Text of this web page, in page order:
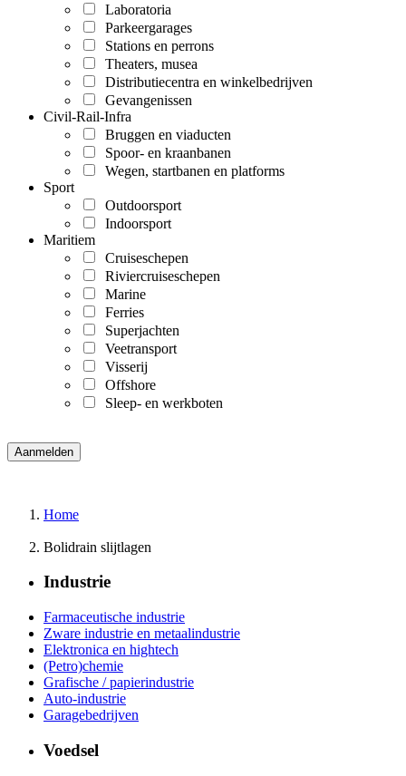
Laboratoria
Parkeergarages
Stations en perrons
Theaters, musea
Distributiecentra en winkelbedrijven
Gevangenissen
Civil-Rail-Infra
Bruggen en viaducten
Spoor- en kraanbanen
Wegen, startbanen en platforms
Sport
Outdoorsport
Indoorsport
Maritiem
Cruiseschepen
Riviercruiseschepen
Marine
Ferries
Superjachten
Veetransport
Visserij
Offshore
Sleep- en werkboten
Home
Bolidrain slijtlagen
Industrie
Farmaceutische industrie
Zware industrie en metaalindustrie
Elektronica en hightech
(Petro)chemie
Grafische / papierindustrie
Auto-industrie
Garagebedrijven
Voedsel